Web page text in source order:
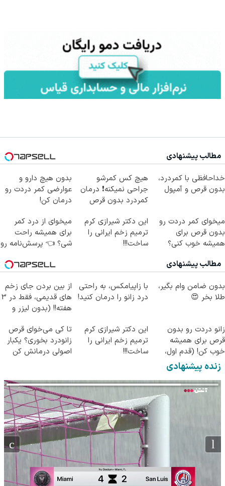
مطالب پیشنهادی
خداحافظی با کمردرد،
بدون قرص و آمپول
هیچ کس کمرشو
جراحی نمیکنه❗ درمان
کمردرد بدون قرص
بدون هیچ دارو و
عوارضی کمر دردت رو
درمان کن!
میخوای کمر دردت رو
بدون قرص برای
همیشه خوب کنی؟
کن)
این دکتر شیرازی کرم
ترمیم زخم ایرانی را
ساخت!!!
میخوای از درد کمر
برای همیشه راحت
شی؟ 👈 پرسش‌نامه رو
مطالب پیشنهادی
بدون ضامن وام بگیر،
طلا بخر 😍
با زاپیامکس، به راحتی
درد زانو را درمان کنید!
از بین بردن جای زخم
های قدیمی، فقط در 3
هفته!! (بدون لیزر و
زانو دردت رو بدون
قرص برای همیشه
خوب کن! (قدم اول،
پرسش‌نامه)
این دکتر شیرازی کرم
ترمیم زخم ایرانی را
ساخت!!!
تا کی می‌خوای قرص
زانودرد بخوری؟ یکبار
اصولی درمانش کن
زنده پیشنهادی